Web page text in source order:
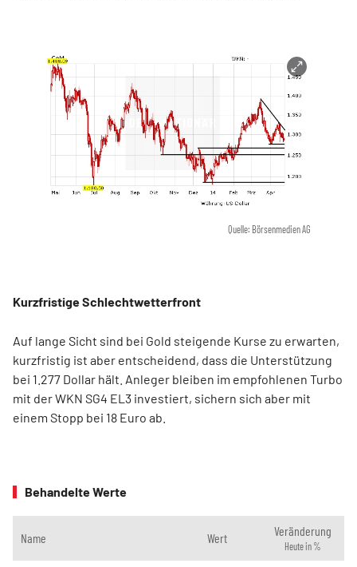
Quelle: Börsenmedien AG
Kurzfristige Schlechtwetterfront
Auf lange Sicht sind bei Gold steigende Kurse zu erwarten,
kurzfristig ist aber entscheidend, dass die Unterstützung
bei 1.277 Dollar hält. Anleger bleiben im empfohlenen Turbo
mit der WKN SG4 EL3 investiert, sichern sich aber mit
einem Stopp bei 18 Euro ab.
Behandelte Werte
Name Wert Veränderung
Heute in %